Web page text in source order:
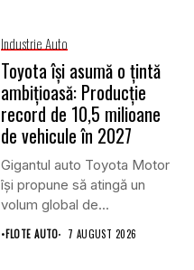
Industrie Auto
Toyota își asumă o țintă
ambițioasă: Producție
record de 10,5 milioane
de vehicule în 2027
Gigantul auto Toyota Motor
își propune să atingă un
volum global de...
•FLOTE AUTO 7 AUGUST 2026